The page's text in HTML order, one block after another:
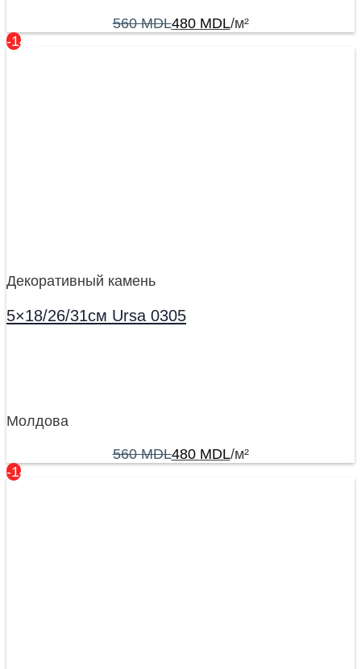
560MDL480 MDL/м²
-14%
Декоративный камень
5×18/26/31см Ursa 0305
Молдова
560MDL480 MDL/м²
-14%